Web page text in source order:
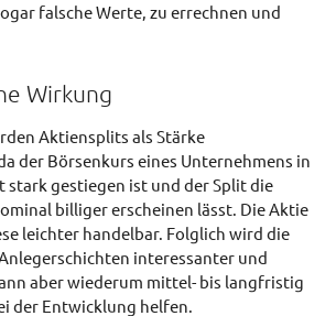
falsche Werte, zu errechnen und
Wirkung
Aktiensplits als Stärke
der Börsenkurs eines Unternehmens in
stark gestiegen ist und der Split die
billiger erscheinen lässt. Die Aktie
leichter handelbar. Folglich wird die
interessanter und
aber wiederum mittel- bis langfristig
der Entwicklung helfen.